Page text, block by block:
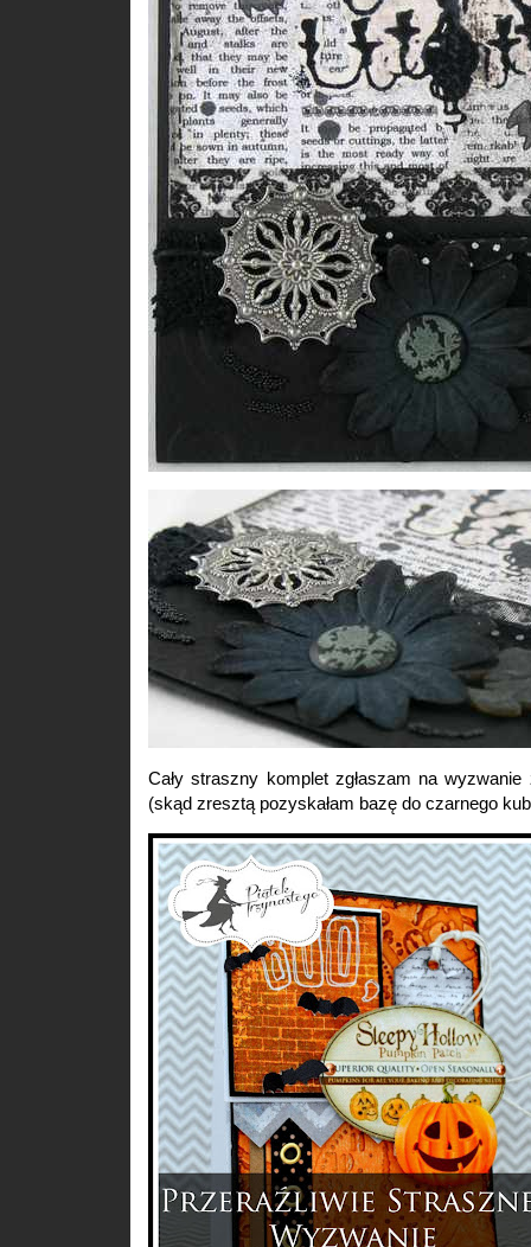
Cały straszny komplet zgłaszam na
(skąd zresztą pozyskałam bazę do czarnego